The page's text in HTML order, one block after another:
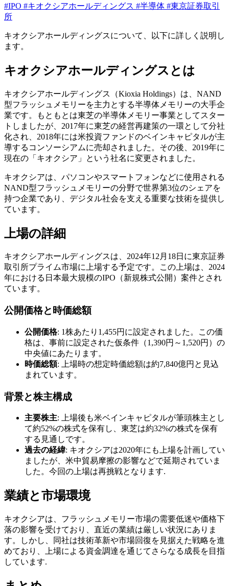
#IPO #キオクシアホールディングス #半導体 #東京証券取引
所
キオクシアホールディングスについて、以下に詳しく説明し
ます。
キオクシアホールディングスとは
キオクシアホールディングス（Kioxia Holdings）は、NAND
型フラッシュメモリーを主力とする半導体メモリーの大手企
業です。もともとは東芝の半導体メモリー事業としてスター
トしましたが、2017年に東芝の経営再建策の一環として分社
化され、2018年には米投資ファンドのベインキャピタルが主
導するコンソーシアムに売却されました。その後、2019年に
現在の「キオクシア」という社名に変更されました。
キオクシアは、パソコンやスマートフォンなどに使用される
NAND型フラッシュメモリーの分野で世界第3位のシェアを
持つ企業であり、デジタル社会を支える重要な技術を提供し
ています。
上場の詳細
キオクシアホールディングスは、2024年12月18日に東京証券
取引所プライム市場に上場する予定です。この上場は、2024
年における日本最大規模のIPO（新規株式公開）案件とされ
ています。
公開価格と時価総額
公開価格: 1株あたり1,455円に設定されました。この価
格は、事前に設定された仮条件（1,390円～1,520円）の
中央値にあたります。
時価総額: 上場時の想定時価総額は約7,840億円と見込
まれています。
背景と株主構成
主要株主: 上場後も米ベインキャピタルが筆頭株主とし
て約52%の株式を保有し、東芝は約32%の株式を保有
する見通しです。
過去の経緯: キオクシアは2020年にも上場を計画してい
ましたが、米中貿易摩擦の影響などで延期されていま
した。今回の上場は再挑戦となります.
業績と市場環境
キオクシアは、フラッシュメモリー市場の需要低迷や価格下
落の影響を受けており、直近の業績は厳しい状況にありま
す。しかし、同社は技術革新や市場回復を見据えた戦略を進
めており、上場による資金調達を通じてさらなる成長を目指
しています.